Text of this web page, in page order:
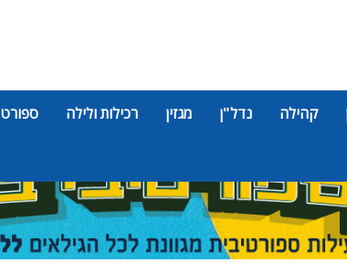
קהילה נדל"ן מגזין רכילות ולילה ספורט